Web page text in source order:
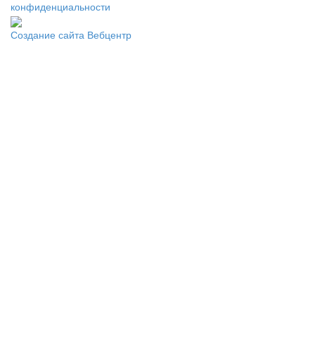
конфиденциальности
Создание сайта Вебцентр